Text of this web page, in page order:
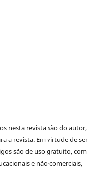
nesta revista são do autor,
a revista. Em virtude de ser
são de uso gratuito, com
e não-comerciais,